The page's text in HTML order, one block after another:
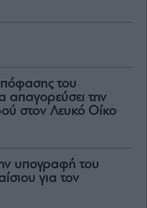
του
απαγορεύσει την
στον Λευκό Οίκο
υπογραφή του
για τον